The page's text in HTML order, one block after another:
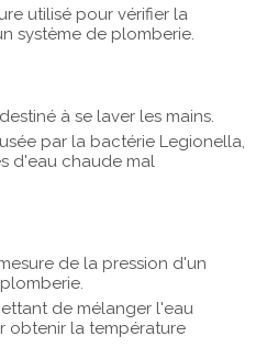
utilisé pour vérifier la
système de plomberie.
à se laver les mains.
par la bactérie Legionella,
d'eau chaude mal
de la pression d'un
de mélanger l'eau
obtenir la température